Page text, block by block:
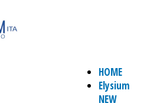
HOME
Elysium
NEW